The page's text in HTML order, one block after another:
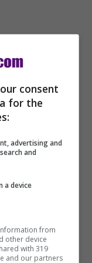
di mercato
e modi
tempi di
firmerà con
di
consent
for the
advertising and
and
a device
from
other device
with 319
and our partners